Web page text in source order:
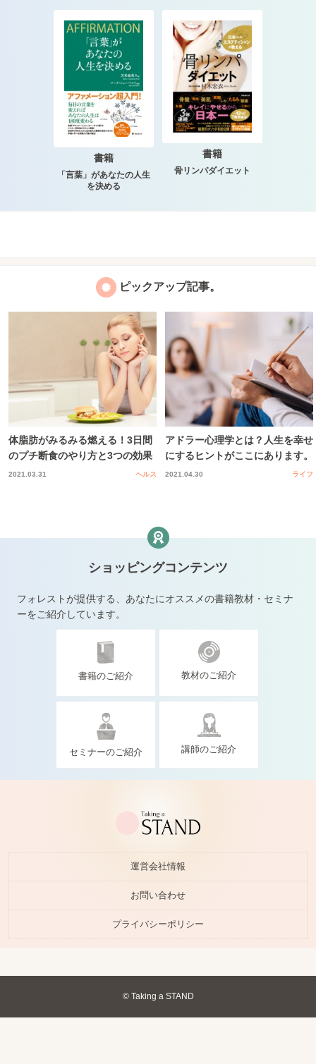
書籍
「言葉」があなたの人生
を決める
書籍
骨リンパダイエット
ピックアップ記事。
体脂肪がみるみる燃える！3日間
のプチ断食のやり方と3つの効果
2021.03.31 ヘルス
アドラー心理学とは？人生を幸せ
にするヒントがここにあります。
2021.04.30 ライフ
ショッピングコンテンツ
フォレストが提供する、あなたにオススメの書籍教材・セミナ
ーをご紹介しています。
書籍のご紹介 教材のご紹介
セミナーのご紹介 講師のご紹介
運営会社情報
お問い合わせ
プライバシーポリシー
© Taking a STAND